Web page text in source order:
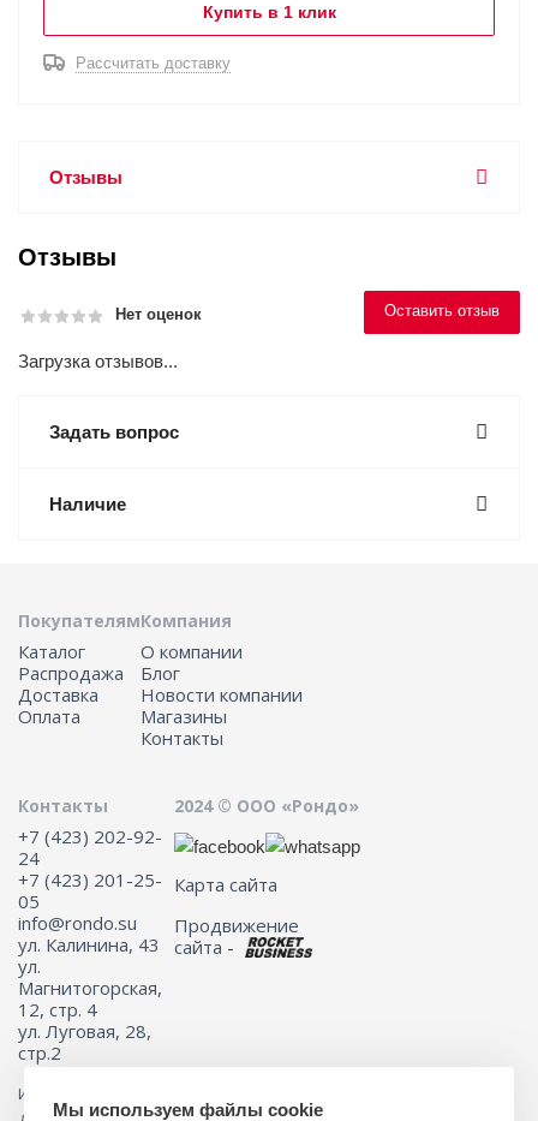
Купить в 1 клик
Рассчитать доставку
Отзывы
Отзывы
Нет оценок Оставить отзыв
Загрузка отзывов...
Задать вопрос
Наличие
Покупателям
Каталог
Распродажа
Доставка
Оплата
Компания
О компании
Блог
Новости компании
Магазины
Контакты
Контакты
+7 (423) 202-92-
24
+7 (423) 201-25-
05
info@rondo.su
ул. Калинина, 43
ул.
Магнитогорская,
12, стр. 4
ул. Луговая, 28,
стр.2
2024 © ООО «Рондо»
Карта сайта
Продвижение
сайта -
Информация на сайте не является публичной офертой.
Мы используем файлы cookie